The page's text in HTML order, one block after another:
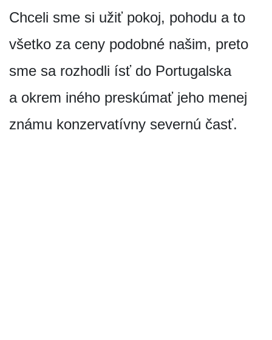
Chceli sme si užiť pokoj, pohodu a to
všetko za ceny podobné našim, preto
sme sa rozhodli ísť do Portugalska
a okrem iného preskúmať jeho menej
známu konzervatívny severnú časť.